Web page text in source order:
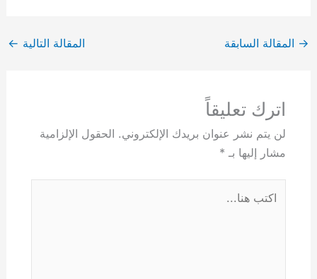
→ المقالة السابقة المقالة التالية ←
اترك تعليقاً
لن يتم نشر عنوان بريدك الإلكتروني. الحقول الإلزامية
مشار إليها بـ *